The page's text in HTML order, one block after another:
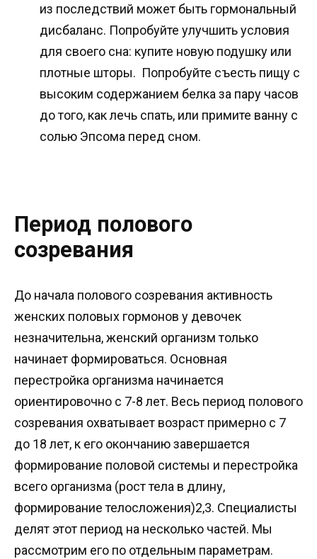
из последствий может быть гормональный
дисбаланс. Попробуйте улучшить условия
для своего сна: купите новую подушку или
плотные шторы. Попробуйте съесть пищу с
высоким содержанием белка за пару часов
до того, как лечь спать, или примите ванну с
солью Эпсома перед сном.
Период полового
созревания
До начала полового созревания активность
женских половых гормонов у девочек
незначительна, женский организм только
начинает формироваться. Основная
перестройка организма начинается
ориентировочно с 7-8 лет. Весь период полового
созревания охватывает возраст примерно с 7
до 18 лет, к его окончанию завершается
формирование половой системы и перестройка
всего организма (рост тела в длину,
формирование телосложения)2,3. Специалисты
делят этот период на несколько частей. Мы
рассмотрим его по отдельным параметрам.